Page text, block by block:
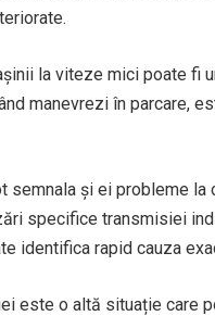
la viteze mici poate fi
manevrezi în parcare,
semnala și ei probleme la
specifice transmisiei
identifica rapid cauza
este o altă situație care